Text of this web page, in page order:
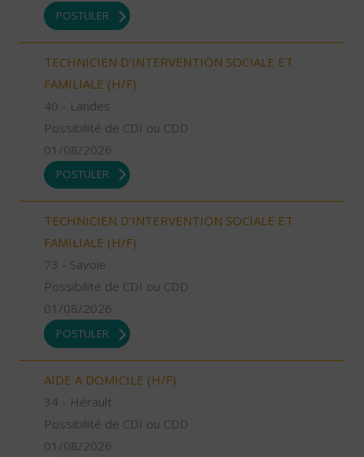
POSTULER
TECHNICIEN D’INTERVENTION SOCIALE ET
FAMILIALE (H/F)
40 - Landes
Possibilité de CDI ou CDD
01/08/2026
POSTULER
TECHNICIEN D’INTERVENTION SOCIALE ET
FAMILIALE (H/F)
73 - Savoie
Possibilité de CDI ou CDD
01/08/2026
POSTULER
AIDE A DOMICILE (H/F)
34 - Hérault
Possibilité de CDI ou CDD
01/08/2026